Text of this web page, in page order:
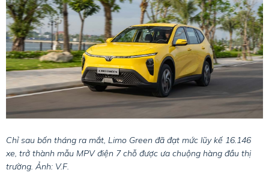
Chỉ sau bốn tháng ra mắt, Limo Green đã đạt mức lũy kế 16.146
xe, trở thành mẫu MPV điện 7 chỗ được ưa chuộng hàng đầu thị
trường. Ảnh: V.F.